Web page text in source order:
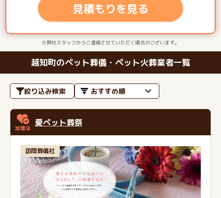
見積もりを見る
※弊社スタッフからご連絡させていただく場合がございます。
越知町のペット葬儀・ペット火葬業者一覧
絞り込み検索
愛ペット葬祭
訪問葬儀社